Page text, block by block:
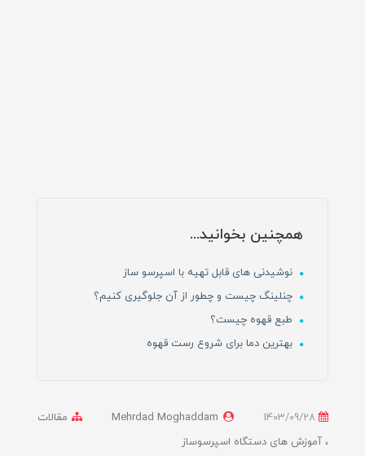
همچنین بخوانید...
نوشیدنی های قابل تهیه با اسپرسو ساز
چنلینگ چیست و چطور از آن جلوگیری کنیم؟
طبع قهوه چیست؟
بهترین دما برای شروع رست قهوه
Mehrdad Moghaddam
مقالات
آموزش های دستگاه اسپرسوساز